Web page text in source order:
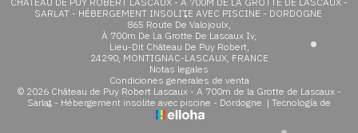
SARLAT - HÉBERGEMENT INSOLITE AVEC PISCINE - DORDOGNE
865 Route De Valojoulx,
À 700m De La Grotte De Lascaux Iv,
Lieu-Dit Château De Puy Robert,
24290, MONTIGNAC-LASCAUX, FRANCE
Notas legales
Condiciones generales de venta
© 2026 Château de Puy Robert Lascaux - A 700m de la Grotte de Lascaux -
Sarlat - Hébergement insolite avec piscine - Dordogne | Tecnología de